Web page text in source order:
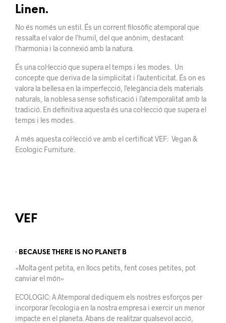
Linen.
No és només un estil. És un corrent filosòfic atemporal que
ressalta el valor de l’humil, del que anònim, destacant
l’harmonia i la connexió amb la natura.
És una col·lecció que supera el temps i les modes. Un
concepte que deriva de la simplicitat i l’autenticitat. És on es
valora la bellesa en la imperfecció, l’elegància dels materials
naturals, la noblesa sense sofisticació i l’atemporalitat amb la
tradició. En definitiva aquesta és una col·lecció que supera el
temps i les modes.
A més aquesta col·lecció ve amb el certificat VEF: Vegan &
Ecologic Furniture.
VEF
· BECAUSE THERE IS NO PLANET B
«Molta gent petita, en llocs petits, fent coses petites, pot
canviar el món»
ECOLOGIC: A Atemporal dediquem els nostres esforços per
incorporar l’ecologia en la nostra empresa i exercir un menor
impacte en el planeta. Abans de realitzar qualsevol acció,